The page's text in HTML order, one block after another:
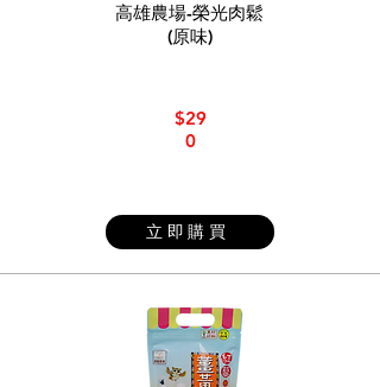
高雄農場-榮光肉鬆
(原味)
$29
0
立即購買